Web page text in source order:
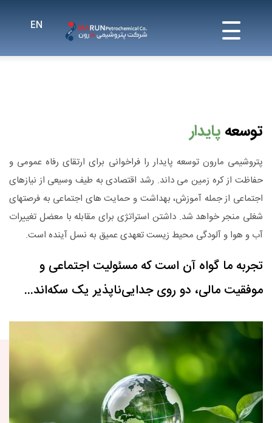
توسعهپایدار
پتروشیمی مارون توسعه پایدار را فراخوانی برای ارتقای رفاه عمومی و
حفاظت از کره زمین می داند. رشد اقتصادی به طیف وسیعی از نیازهای
اجتماعی از جمله آموزش، بهداشت و حمایت های اجتماعی به فرصتهای
شغلی منجر خواهد شد. داشتن استراتژی برای مقابله با معضل تغییرات
آب و هوا و آلودگی محیط زیست تعهدی عمیق به نسل آینده است.
تجربه ما گواه آن است که مسئولیت اجتماعی و
موفقیت مالی، دو روی جدایی‌ناپذیر یک سکه‌اند...